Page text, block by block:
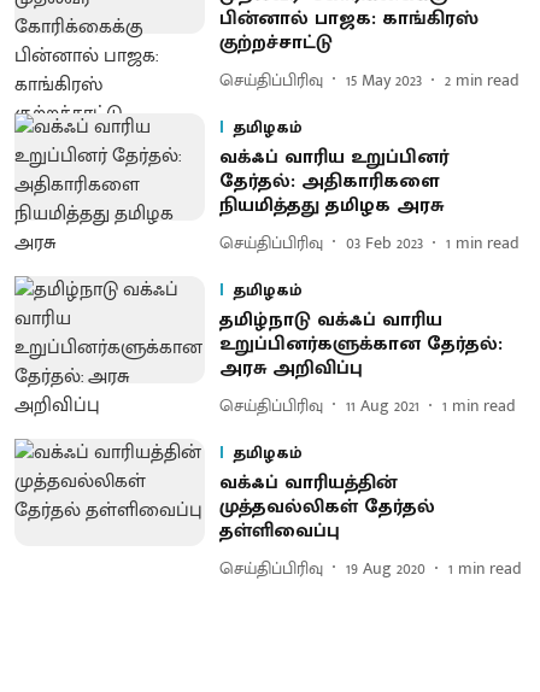
பின்னால் பாஜக: காங்கிரஸ்
குற்றச்சாட்டு
செய்திப்பிரிவு 15 May 2023 2 min read
தமிழகம்
வக்ஃப் வாரிய உறுப்பினர்
தேர்தல்: அதிகாரிகளை
நியமித்தது தமிழக அரசு
செய்திப்பிரிவு 03 Feb 2023 1 min read
தமிழகம்
தமிழ்நாடு வக்ஃப் வாரிய
உறுப்பினர்களுக்கான தேர்தல்:
அரசு அறிவிப்பு
செய்திப்பிரிவு 11 Aug 2021 1 min read
தமிழகம்
வக்ஃப் வாரியத்தின்
முத்தவல்லிகள் தேர்தல்
தள்ளிவைப்பு
செய்திப்பிரிவு 19 Aug 2020 1 min read